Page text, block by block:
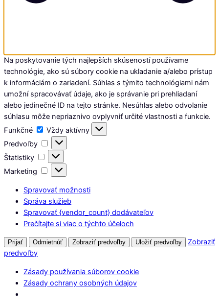
Na poskytovanie tých najlepších skúseností používame
technológie, ako sú súbory cookie na ukladanie a/alebo prístup
k informáciám o zariadení. Súhlas s týmito technológiami nám
umožní spracovávať údaje, ako je správanie pri prehliadaní
alebo jedinečné ID na tejto stránke. Nesúhlas alebo odvolanie
súhlasu môže nepriaznivo ovplyvniť určité vlastnosti a funkcie.
Funkčné
Funkčné
Vždy aktívny
Predvoľby
Predvoľby
Štatistiky
Štatistiky
Marketing
Marketing
Spravovať možnosti
Správa služieb
Spravovať {vendor_count} dodávateľov
Prečítajte si viac o týchto účeloch
Prijať Odmietnúť Zobraziť predvoľby Uložiť predvoľby
Zobraziť
predvoľby
Zásady používania súborov cookie
Zásady ochrany osobných údajov